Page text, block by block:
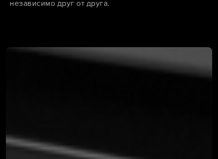
независимо друг от друга.